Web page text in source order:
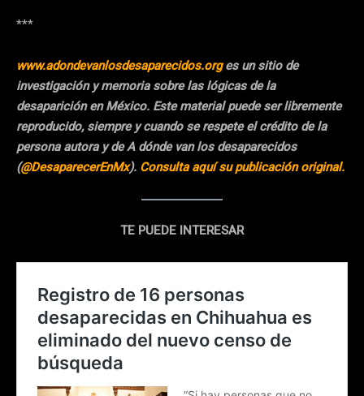
***
www.adondevanlosdesaparecidos.orges un sitio de
investigación y memoria sobre las lógicas de la
desaparición en México. Este material puede ser libremente
reproducido, siempre y cuando se respete el crédito de la
persona autora y de A dónde van los desaparecidos
(@DesaparecerEnMx). Consulta aquí su publicación original.
TE PUEDE INTERESAR